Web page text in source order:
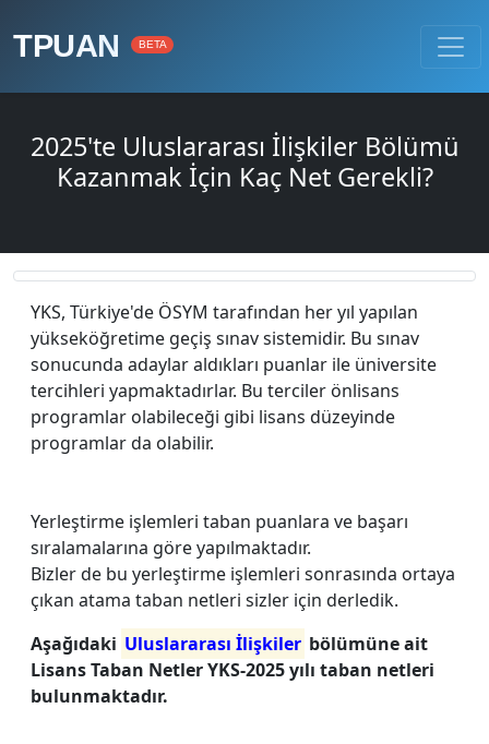
TPUAN BETA
2025'te Uluslararası İlişkiler Bölümü
Kazanmak İçin Kaç Net Gerekli?
YKS, Türkiye'de ÖSYM tarafından her yıl yapılan
yükseköğretime geçiş sınav sistemidir. Bu sınav
sonucunda adaylar aldıkları puanlar ile üniversite
tercihleri yapmaktadırlar. Bu terciler önlisans
programlar olabileceği gibi lisans düzeyinde
programlar da olabilir.
Yerleştirme işlemleri taban puanlara ve başarı
sıralamalarına göre yapılmaktadır.
Bizler de bu yerleştirme işlemleri sonrasında ortaya
çıkan atama taban netleri sizler için derledik.
Aşağıdaki Uluslararası İlişkiler bölümüne ait
Lisans Taban Netler YKS-2025 yılı taban netleri
bulunmaktadır.